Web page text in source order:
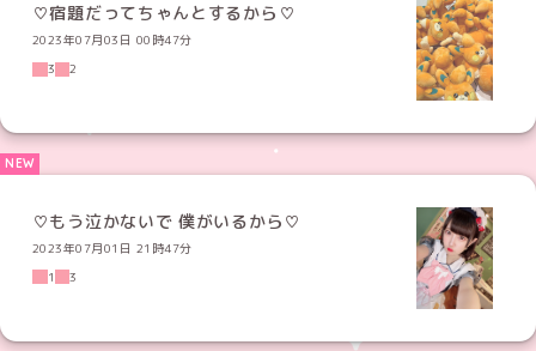
♡宿題だってちゃんとするから♡
2023年07月03日 00時47分
3
2
♡もう泣かないで 僕がいるから♡
2023年07月01日 21時47分
1
3